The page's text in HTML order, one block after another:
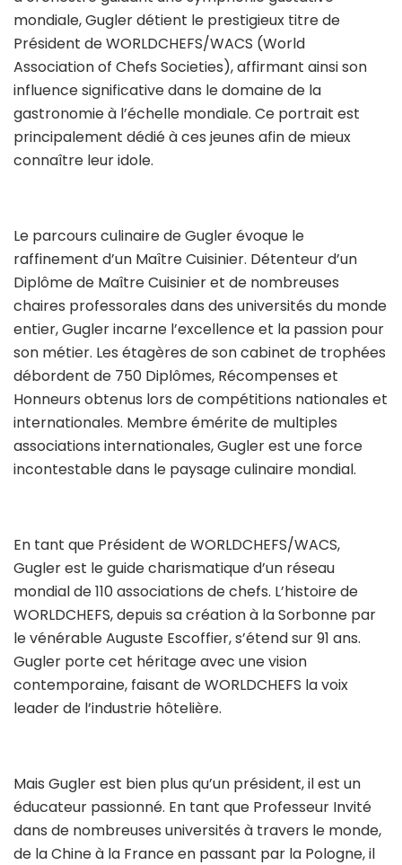
mondiale, Gugler détient le prestigieux titre de
Président de WORLDCHEFS/WACS (World
Association of Chefs Societies), affirmant ainsi son
influence significative dans le domaine de la
gastronomie à l’échelle mondiale. Ce portrait est
principalement dédié à ces jeunes afin de mieux
connaître leur idole.
Le parcours culinaire de Gugler évoque le
raffinement d’un Maître Cuisinier. Détenteur d’un
Diplôme de Maître Cuisinier et de nombreuses
chaires professorales dans des universités du monde
entier, Gugler incarne l’excellence et la passion pour
son métier. Les étagères de son cabinet de trophées
débordent de 750 Diplômes, Récompenses et
Honneurs obtenus lors de compétitions nationales et
internationales. Membre émérite de multiples
associations internationales, Gugler est une force
incontestable dans le paysage culinaire mondial.
En tant que Président de WORLDCHEFS/WACS,
Gugler est le guide charismatique d’un réseau
mondial de 110 associations de chefs. L’histoire de
WORLDCHEFS, depuis sa création à la Sorbonne par
le vénérable Auguste Escoffier, s’étend sur 91 ans.
Gugler porte cet héritage avec une vision
contemporaine, faisant de WORLDCHEFS la voix
leader de l’industrie hôtelière.
Mais Gugler est bien plus qu’un président, il est un
éducateur passionné. En tant que Professeur Invité
dans de nombreuses universités à travers le monde,
de la Chine à la France en passant par la Pologne, il